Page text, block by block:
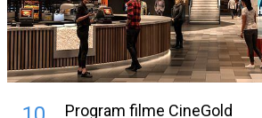
Program filme CineGold